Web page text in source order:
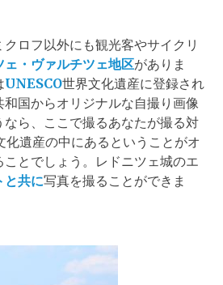
ロフ以外にも観光客やサイクリ
ェ・ヴァルチツェ地区がありま
UNESCO世界文化遺産に登録され
国からオリジナルな自撮り画像
なら、ここで撮るあなたが撮る対
化遺産の中にあるということがオ
ことでしょう。レドニツェ城のエ
と共に写真を撮ることができま